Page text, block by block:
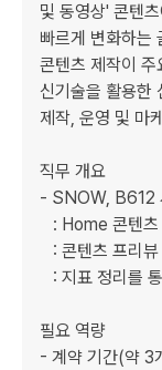
및 동영상' 콘텐
빠르게 변화하는
콘텐츠 제작이 주
신기술을 활용한
제작, 운영 및 마
직무 개요
- SNOW, B612
필요 역량
- 계약 기간(약 3